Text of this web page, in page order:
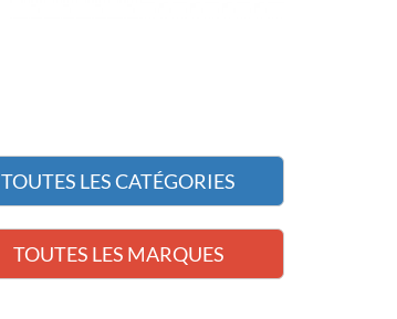
TOUTES LES CATÉGORIES
TOUTES LES MARQUES